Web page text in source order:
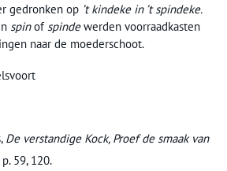
gedronken op ’t kindeke in ’t spindeke.
spinofspindewerden voorraadkasten
naar de moederschoot.
De verstandige Kock, Proef de smaak van
59, 120.